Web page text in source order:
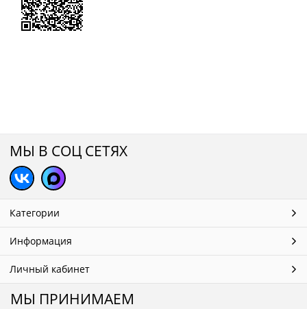
МЫ В СОЦ СЕТЯХ
Категории
Информация
Личный кабинет
МЫ ПРИНИМАЕМ